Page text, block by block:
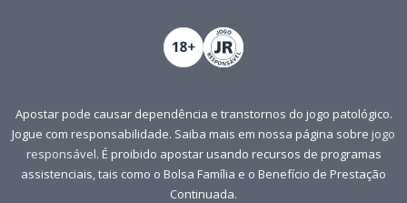
Apostar pode causar dependência e transtornos do jogo patológico.
Jogue com responsabilidade. Saiba mais em nossa página sobre jogo
responsável. É proibido apostar usando recursos de programas
assistenciais, tais como o Bolsa Família e o Benefício de Prestação
Continuada.